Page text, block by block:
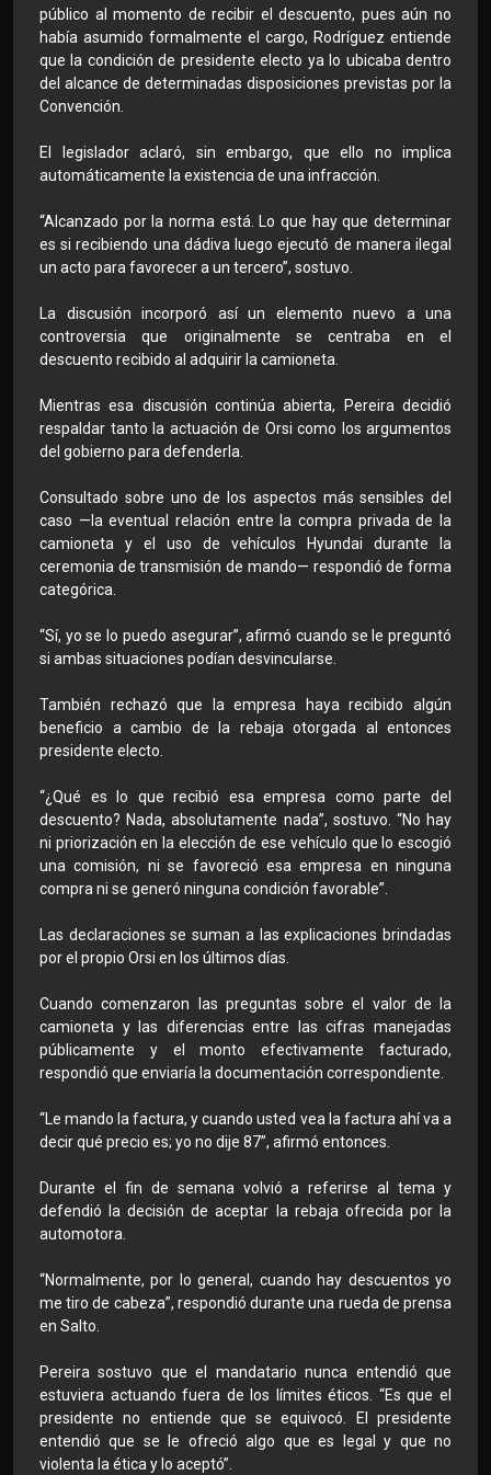
público al momento de recibir el descuento, pues aún no
había asumido formalmente el cargo, Rodríguez entiende
que la condición de presidente electo ya lo ubicaba dentro
del alcance de determinadas disposiciones previstas por la
Convención.
El legislador aclaró, sin embargo, que ello no implica
automáticamente la existencia de una infracción.
“Alcanzado por la norma está. Lo que hay que determinar
es si recibiendo una dádiva luego ejecutó de manera ilegal
un acto para favorecer a un tercero”, sostuvo.
La discusión incorporó así un elemento nuevo a una
controversia que originalmente se centraba en el
descuento recibido al adquirir la camioneta.
Mientras esa discusión continúa abierta, Pereira decidió
respaldar tanto la actuación de Orsi como los argumentos
del gobierno para defenderla.
Consultado sobre uno de los aspectos más sensibles del
caso —la eventual relación entre la compra privada de la
camioneta y el uso de vehículos Hyundai durante la
ceremonia de transmisión de mando— respondió de forma
categórica.
“Sí, yo se lo puedo asegurar”, afirmó cuando se le preguntó
si ambas situaciones podían desvincularse.
También rechazó que la empresa haya recibido algún
beneficio a cambio de la rebaja otorgada al entonces
presidente electo.
“¿Qué es lo que recibió esa empresa como parte del
descuento? Nada, absolutamente nada”, sostuvo. “No hay
ni priorización en la elección de ese vehículo que lo escogió
una comisión, ni se favoreció esa empresa en ninguna
compra ni se generó ninguna condición favorable”.
Las declaraciones se suman a las explicaciones brindadas
por el propio Orsi en los últimos días.
Cuando comenzaron las preguntas sobre el valor de la
camioneta y las diferencias entre las cifras manejadas
públicamente y el monto efectivamente facturado,
respondió que enviaría la documentación correspondiente.
“Le mando la factura, y cuando usted vea la factura ahí va a
decir qué precio es; yo no dije 87”, afirmó entonces.
Durante el fin de semana volvió a referirse al tema y
defendió la decisión de aceptar la rebaja ofrecida por la
automotora.
“Normalmente, por lo general, cuando hay descuentos yo
me tiro de cabeza”, respondió durante una rueda de prensa
en Salto.
Pereira sostuvo que el mandatario nunca entendió que
estuviera actuando fuera de los límites éticos. “Es que el
presidente no entiende que se equivocó. El presidente
entendió que se le ofreció algo que es legal y que no
violenta la ética y lo aceptó”.